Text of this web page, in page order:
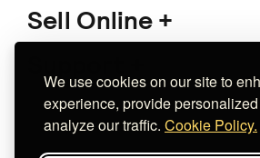
We use cookies on our site to
experience, provide
analyze our traffic. Cookie Policy.
Sell Online